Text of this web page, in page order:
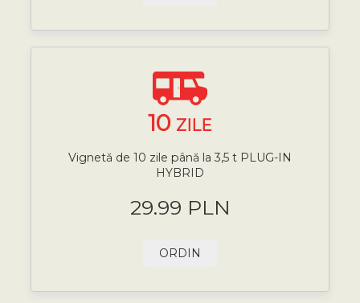
10 ZILE
Vignetă de 10 zile până la 3,5 t PLUG-IN
HYBRID
29.99 PLN
ORDIN